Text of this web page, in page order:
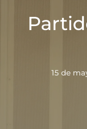
15 de